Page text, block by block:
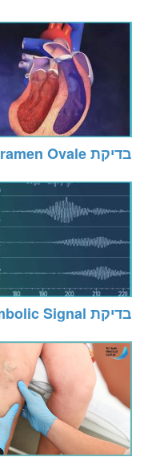
בדיקת PFO – Patent Foramen Ovale
בדיקת MES – Microembolic Signal